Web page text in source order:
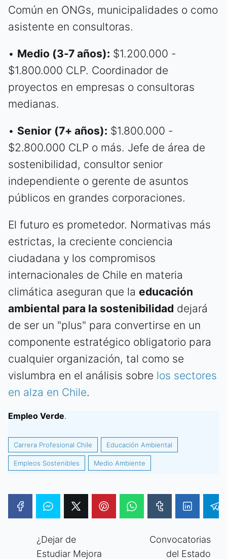
Común en ONGs, municipalidades o como
asistente en consultoras.
• Medio (3-7 años): $1.200.000 -
$1.800.000 CLP. Coordinador de
proyectos en empresas o consultoras
medianas.
• Senior (7+ años): $1.800.000 -
$2.800.000 CLP o más. Jefe de área de
sostenibilidad, consultor senior
independiente o gerente de asuntos
públicos en grandes corporaciones.
El futuro es prometedor. Normativas más
estrictas, la creciente conciencia
ciudadana y los compromisos
internacionales de Chile en materia
climática aseguran que la educación
ambiental para la sostenibilidad dejará
de ser un "plus" para convertirse en un
componente estratégico obligatorio para
cualquier organización, tal como se
vislumbra en el análisis sobre los sectores
en alza en Chile.
Empleo Verde.
Carrera Profesional Chile Educación Ambiental
Empleos Sostenibles Medio Ambiente
¿Dejar de
Estudiar Mejora
Convocatorias
del Estado